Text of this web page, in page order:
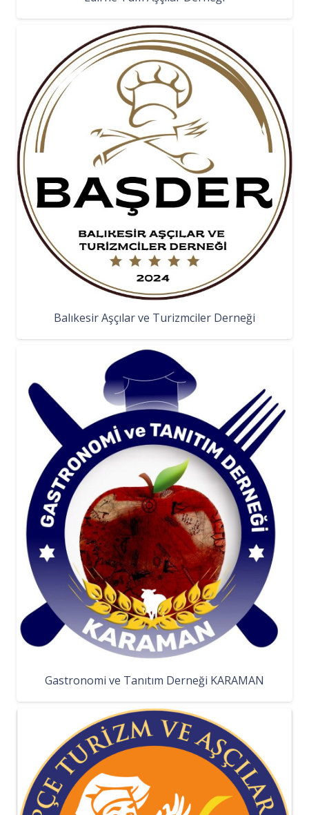
Balıkesir Aşçılar ve Turizmciler Derneği
Gastronomi ve Tanıtım Derneği KARAMAN